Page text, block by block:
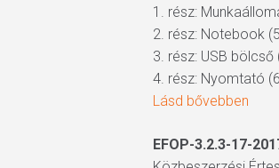
Hit enter to search or ESC to
1. rész:
2. rész: Notebook
3. rész: USB bölcső
4. rész: Nyomtató
Lásd bővebben
EFOP-3.2.3-17-